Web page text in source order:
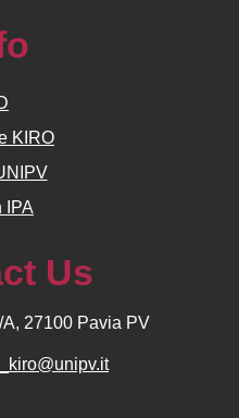
KIRO
IPA
Us
27100 Pavia PV